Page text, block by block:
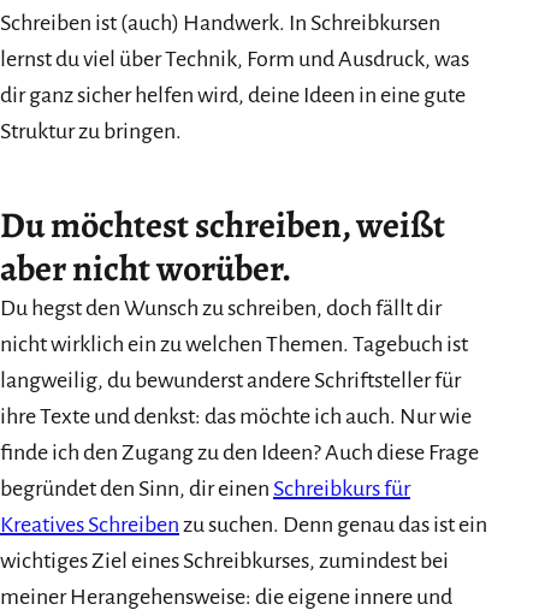
Schreiben ist (auch) Handwerk. In Schreibkursen
lernst du viel über Technik, Form und Ausdruck, was
dir ganz sicher helfen wird, deine Ideen in eine gute
Struktur zu bringen.
Du möchtest schreiben, weißt
aber nicht worüber.
Du hegst den Wunsch zu schreiben, doch fällt dir
nicht wirklich ein zu welchen Themen. Tagebuch ist
langweilig, du bewunderst andere Schriftsteller für
ihre Texte und denkst: das möchte ich auch. Nur wie
finde ich den Zugang zu den Ideen? Auch diese Frage
begründet den Sinn, dir einen Schreibkurs für
Kreatives Schreiben zu suchen. Denn genau das ist ein
wichtiges Ziel eines Schreibkurses, zumindest bei
meiner Herangehensweise: die eigene innere und